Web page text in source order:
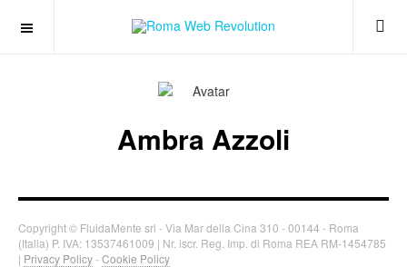
Ambra Azzoli
Copyright © FluidaMente srl - Via Mar della Cina 310 - 00144 - Roma
(Italia) P. IVA: 13537461009 | Nr. iscr. Reg. Imp. di Roma REA RM-1454785
| Privacy Policy-Cookie Policy